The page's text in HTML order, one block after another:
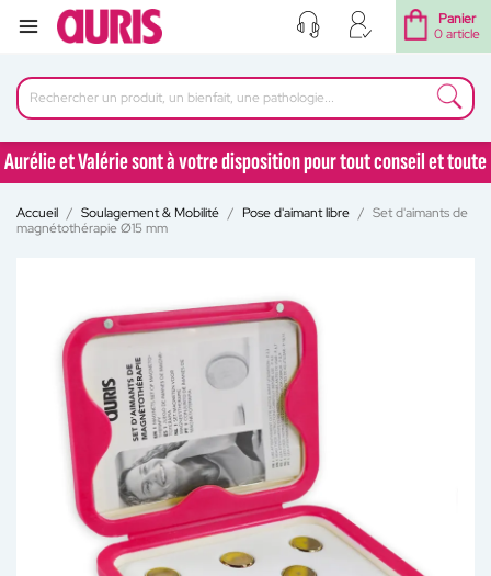
Panier
0 article
Aurélie et Valérie sont à votre disposition pour tout conseil et toute
question au 04 77 92 30 90
Aurélie et Valérie sont à votre disposition pour tout conseil et toute
question au 04 77 92 30 90
Accueil Soulagement & Mobilité Pose d'aimant libre
Set d'aimants de
magnétothérapie Ø15 mm